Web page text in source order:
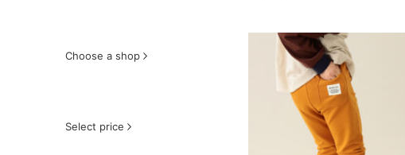
Choose a shop
Select price